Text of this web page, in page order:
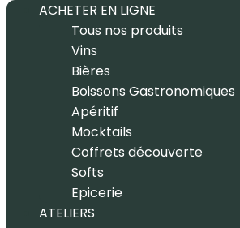
ACHETER EN LIGNE
Tous nos produits
Vins
Bières
Boissons Gastronomiques
Apéritif
Mocktails
Coffrets découverte
Softs
Epicerie
ATELIERS